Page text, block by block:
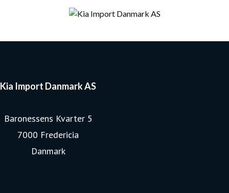
Kia Import Danmark AS
Baronessens Kvarter 5
7000 Fredericia
Danmark